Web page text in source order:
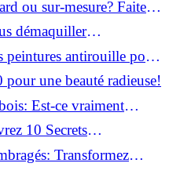
ou sur-mesure? Faites
démaquiller
révélés!
peintures antirouille pour
une beauté radieuse!
Est-ce vraiment
10 Secrets
être Optimal!
Transformez